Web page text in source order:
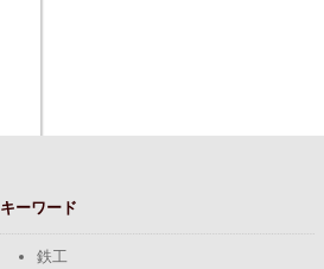
キーワード
鉄工